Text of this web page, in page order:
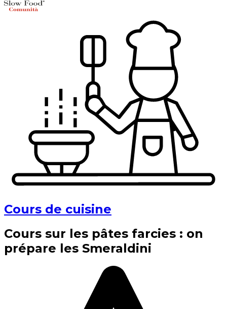
Cours de cuisine
Cours sur les pâtes farcies : on
prépare les Smeraldini